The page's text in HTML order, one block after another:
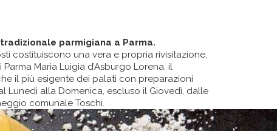
parmigiana a Parma.
costituiscono una vera e propria rivisitazione.
Maria Luigia d’Asburgo Lorena, il
il più esigente dei palati con preparazioni
Lunedì alla Domenica, escluso il Giovedì, dalle
comunale Toschi.